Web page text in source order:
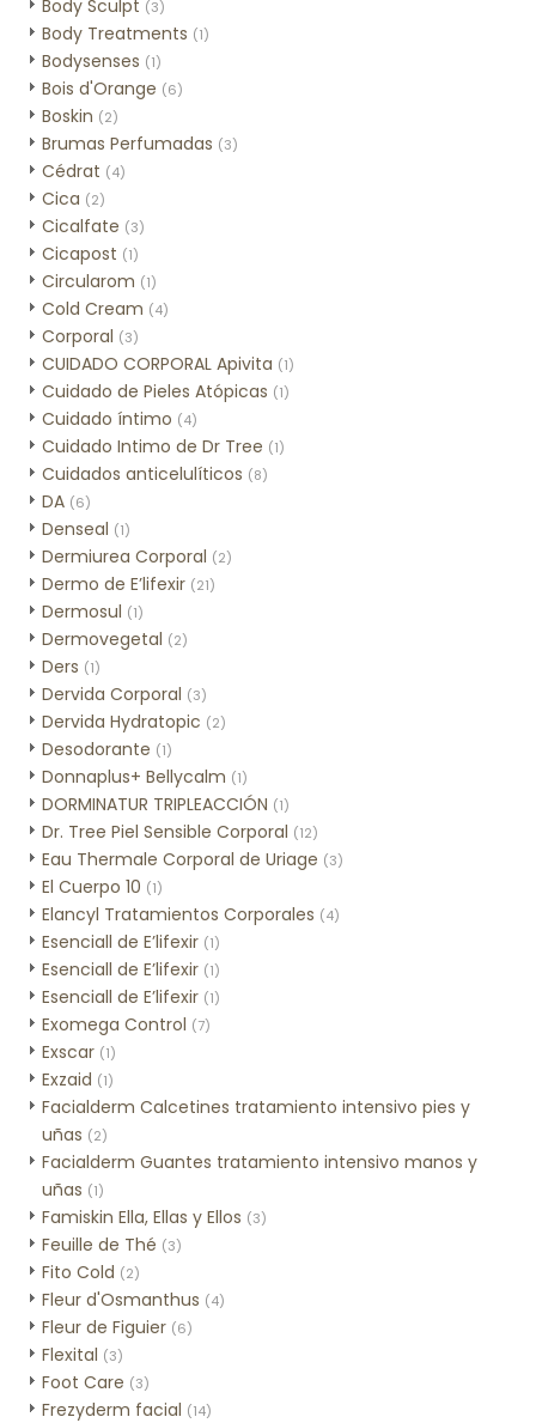
Body Sculpt (3)
Body Treatments (1)
Bodysenses (1)
Bois d'Orange (6)
Boskin (2)
Brumas Perfumadas (3)
Cédrat (4)
Cica (2)
Cicalfate (3)
Cicapost (1)
Circularom (1)
Cold Cream (4)
Corporal (3)
CUIDADO CORPORAL Apivita (1)
Cuidado de Pieles Atópicas (1)
Cuidado íntimo (4)
Cuidado Intimo de Dr Tree (1)
Cuidados anticelulíticos (8)
DA (6)
Denseal (1)
Dermiurea Corporal (2)
Dermo de E’lifexir (21)
Dermosul (1)
Dermovegetal (2)
Ders (1)
Dervida Corporal (3)
Dervida Hydratopic (2)
Desodorante (1)
Donnaplus+ Bellycalm (1)
DORMINATUR TRIPLEACCIÓN (1)
Dr. Tree Piel Sensible Corporal (12)
Eau Thermale Corporal de Uriage (3)
El Cuerpo 10 (1)
Elancyl Tratamientos Corporales (4)
Esenciall de E’lifexir (1)
Esenciall de E’lifexir (1)
Esenciall de E’lifexir (1)
Exomega Control (7)
Exscar (1)
Exzaid (1)
Facialderm Calcetines tratamiento intensivo pies y
uñas (2)
Facialderm Guantes tratamiento intensivo manos y
uñas (1)
Famiskin Ella, Ellas y Ellos (3)
Feuille de Thé (3)
Fito Cold (2)
Fleur d'Osmanthus (4)
Fleur de Figuier (6)
Flexital (3)
Foot Care (3)
Frezyderm facial (14)